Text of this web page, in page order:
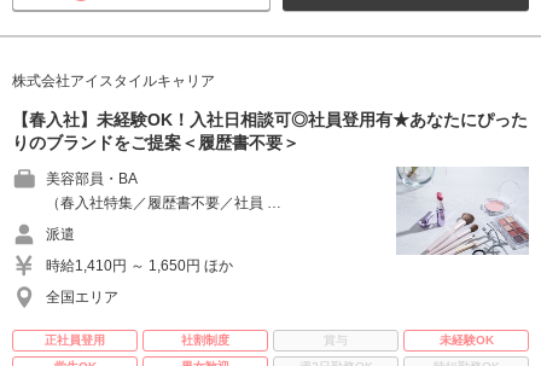
株式会社アイスタイルキャリア
【春入社】未経験OK！入社日相談可◎社員登用有★あなたにぴった
りのブランドをご提案＜履歴書不要＞
美容部員・BA
（春入社特集／履歴書不要／社員 …
派遣
時給1,410円 ～ 1,650円 ほか
全国エリア
正社員登用 社割制度 賞与
未経験OK